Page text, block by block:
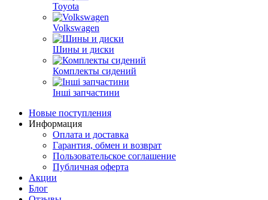
Toyota
Volkswagen
Шины и диски
Комплекты сидений
Інші запчастини
Новые поступления
Информация
Оплата и доставка
Гарантия, обмен и возврат
Пользовательское соглашение
Публичная оферта
Акции
Блог